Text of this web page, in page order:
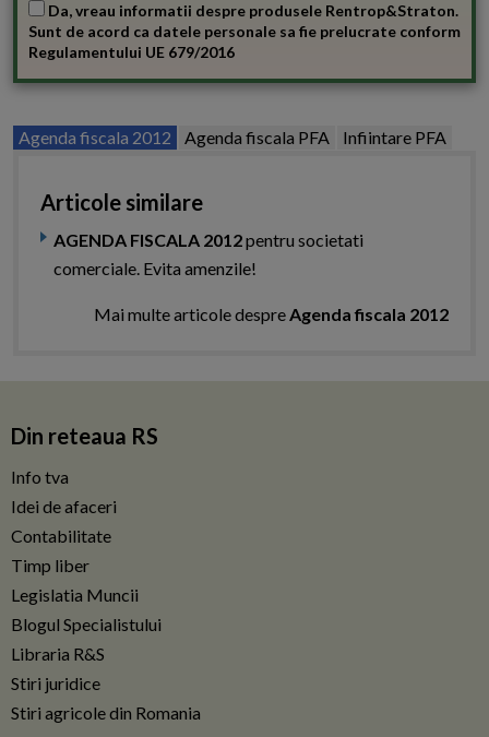
Da, vreau informatii despre produsele Rentrop&Straton.
Sunt de acord ca datele personale sa fie prelucrate conform
Regulamentului UE 679/2016
Agenda fiscala 2012 Agenda fiscala PFA Infiintare PFA
Articole similare
AGENDA FISCALA 2012pentru societati
comerciale. Evita amenzile!
Mai multe articole despreAgenda fiscala 2012
Din reteaua RS
Info tva
Idei de afaceri
Contabilitate
Timp liber
Legislatia Muncii
Blogul Specialistului
Libraria R&S
Stiri juridice
Stiri agricole din Romania